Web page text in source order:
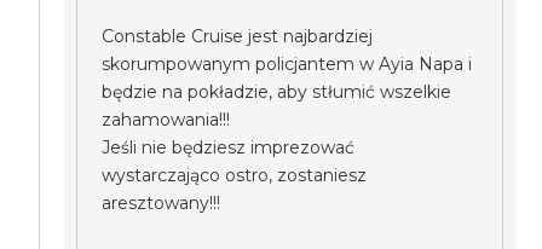
Constable Cruise jest najbardziej
skorumpowanym policjantem w Ayia Napa i
będzie na pokładzie, aby stłumić wszelkie
zahamowania!!!
Jeśli nie będziesz imprezować
wystarczająco ostro, zostaniesz
aresztowany!!!